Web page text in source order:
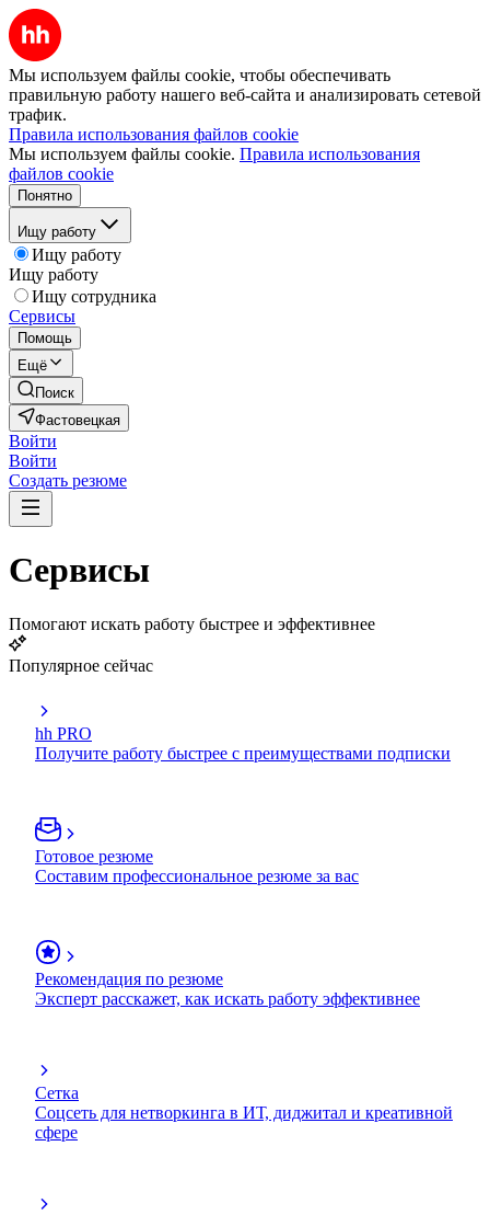
Мы используем файлы cookie, чтобы обеспечивать
правильную работу нашего веб-сайта и анализировать сетевой
трафик.
Правила использования файлов cookie
Мы используем файлы cookie. Правила использования
файлов cookie
Понятно
Ищу работу
Ищу работу
Ищу работу
Ищу сотрудника
Сервисы
Помощь
Ещё
Поиск
Фастовецкая
Войти
Войти
Создать резюме
Сервисы
Помогают искать работу быстрее и эффективнее
Популярное сейчас
hh PRO
Получите работу быстрее с преимуществами подписки
Готовое резюме
Составим профессиональное резюме за вас
Рекомендация по резюме
Эксперт расскажет, как искать работу эффективнее
Сетка
Соцсеть для нетворкинга в ИТ, диджитал и креативной
сфере